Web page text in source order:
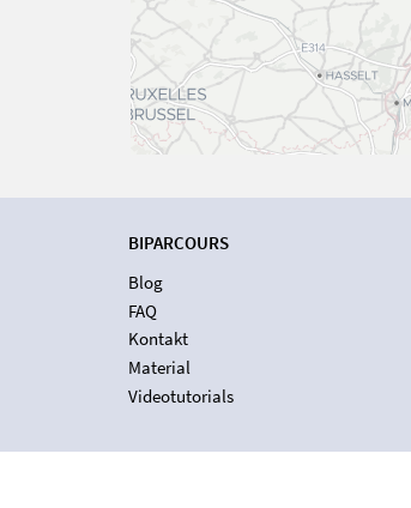
BIPARCOURS
Blog
FAQ
Kontakt
Material
Videotutorials